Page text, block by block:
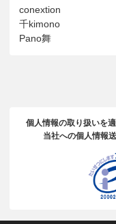
conextion
千kimono
Pano舞
個人情報の取り扱いを
当社への個人情報